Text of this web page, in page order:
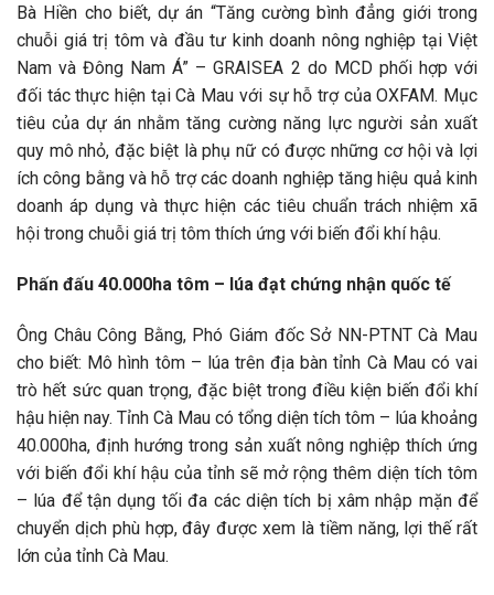
Bà Hiền cho biết, dự án “Tăng cường bình đẳng giới trong
chuỗi giá trị tôm và đầu tư kinh doanh nông nghiệp tại Việt
Nam và Đông Nam Á” – GRAISEA 2 do MCD phối hợp với
đối tác thực hiện tại Cà Mau với sự hỗ trợ của OXFAM. Mục
tiêu của dự án nhằm tăng cường năng lực người sản xuất
quy mô nhỏ, đặc biệt là phụ nữ có được những cơ hội và lợi
ích công bằng và hỗ trợ các doanh nghiệp tăng hiệu quả kinh
doanh áp dụng và thực hiện các tiêu chuẩn trách nhiệm xã
hội trong chuỗi giá trị tôm thích ứng với biến đổi khí hậu.
Phấn đấu 40.000ha tôm – lúa đạt chứng nhận quốc tế
Ông Châu Công Bằng, Phó Giám đốc Sở NN-PTNT Cà Mau
cho biết: Mô hình tôm – lúa trên địa bàn tỉnh Cà Mau có vai
trò hết sức quan trọng, đặc biệt trong điều kiện biến đổi khí
hậu hiện nay. Tỉnh Cà Mau có tổng diện tích tôm – lúa khoảng
40.000ha, định hướng trong sản xuất nông nghiệp thích ứng
với biến đổi khí hậu của tỉnh sẽ mở rộng thêm diện tích tôm
– lúa để tận dụng tối đa các diện tích bị xâm nhập mặn để
chuyển dịch phù hợp, đây được xem là tiềm năng, lợi thế rất
lớn của tỉnh Cà Mau.